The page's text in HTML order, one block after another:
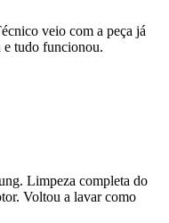
veio com a peça já
e tudo funcionou.
Limpeza completa do
Voltou a lavar como